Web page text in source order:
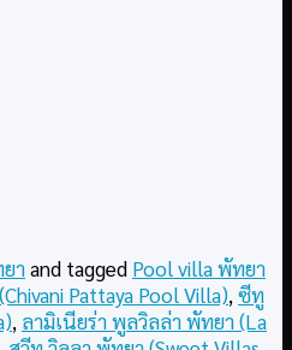
าand tagged Pool villa พัทยา
Pattaya Pool Villa), ซีทู
, ลามิเนียร่า พูลวิลล่า พัทยา (La